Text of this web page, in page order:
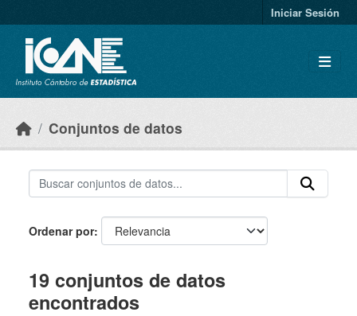
Iniciar Sesión
Conjuntos de datos
Ordenar por
19 conjuntos de datos
encontrados